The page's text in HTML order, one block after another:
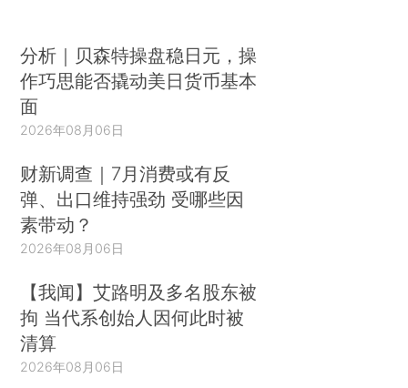
分析｜贝森特操盘稳日元，操
作巧思能否撬动美日货币基本
面
2026年08月06日
财新调查｜7月消费或有反
弹、出口维持强劲 受哪些因
素带动？
2026年08月06日
【我闻】艾路明及多名股东被
拘 当代系创始人因何此时被
清算
2026年08月06日